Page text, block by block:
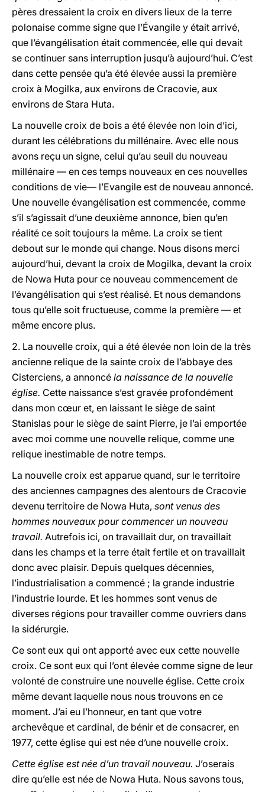
pères dressaient la croix en divers lieux de la terre
polonaise comme signe que l’Évangile y était arrivé,
que l’évangélisation était commencée, elle qui devait
se continuer sans interruption jusqu’à aujourd’hui. C’est
dans cette pensée qu’a été élevée aussi la première
croix à Mogilka, aux environs de Cracovie, aux
environs de Stara Huta.
La nouvelle croix de bois a été élevée non loin d’ici,
durant les célébrations du millénaire. Avec elle nous
avons reçu un signe, celui qu’au seuil du nouveau
millénaire — en ces temps nouveaux en ces nouvelles
conditions de vie— l’Evangile est de nouveau annoncé.
Une nouvelle évangélisation est commencée, comme
s’il s’agissait d’une deuxième annonce, bien qu’en
réalité ce soit toujours la même. La croix se tient
debout sur le monde qui change. Nous disons merci
aujourd’hui, devant la croix de Mogilka, devant la croix
de Nowa Huta pour ce nouveau commencement de
l’évangélisation qui s’est réalisé. Et nous demandons
tous qu’elle soit fructueuse, comme la première — et
même encore plus.
2. La nouvelle croix, qui a été élevée non loin de la très
ancienne relique de la sainte croix de l’abbaye des
Cisterciens, a annoncé la naissance de la nouvelle
église. Cette naissance s’est gravée profondément
dans mon cœur et, en laissant le siège de saint
Stanislas pour le siège de saint Pierre, je l’ai emportée
avec moi comme une nouvelle relique, comme une
relique inestimable de notre temps.
La nouvelle croix est apparue quand, sur le territoire
des anciennes campagnes des alentours de Cracovie
devenu territoire de Nowa Huta, sont venus des
hommes nouveaux pour commencer un nouveau
travail. Autrefois ici, on travaillait dur, on travaillait
dans les champs et la terre était fertile et on travaillait
donc avec plaisir. Depuis quelques décennies,
l’industrialisation a commencé ; la grande industrie
l’industrie lourde. Et les hommes sont venus de
diverses régions pour travailler comme ouvriers dans
la sidérurgie.
Ce sont eux qui ont apporté avec eux cette nouvelle
croix. Ce sont eux qui l’ont élevée comme signe de leur
volonté de construire une nouvelle église. Cette croix
même devant laquelle nous nous trouvons en ce
moment. J’ai eu l’honneur, en tant que votre
archevêque et cardinal, de bénir et de consacrer, en
1977, cette église qui est née d’une nouvelle croix.
Cette église est née d’un travail nouveau. J’oserais
dire qu’elle est née de Nowa Huta. Nous savons tous,